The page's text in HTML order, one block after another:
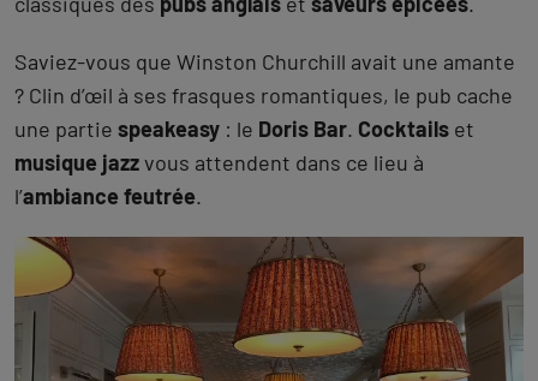
Saviez-vous que Winston Churchill avait une amante
? Clin d’œil à ses frasques romantiques, le pub cache
une partie speakeasy : le Doris Bar. Cocktails et
musique jazzvous attendent dans ce lieu à
l’ambiance feutrée.